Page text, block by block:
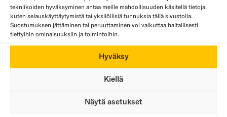
tekniikoiden hyväksyminen antaa meille mahdollisuuden käsitellä tietoja,
kuten selauskäyttäytymistä tai yksilöllisiä tunnuksia tällä sivustolla.
Suostumuksen jättäminen tai peruuttaminen voi vaikuttaa haitallisesti
tiettyihin ominaisuuksiin ja toimintoihin.
Hyväksy
Kiellä
Näytä asetukset
Taco Bell on valloittanut suomalaisten sydämiä vuodesta
2017 lähtien. Taco Bell valmistaa taconsa, burritonsa ja